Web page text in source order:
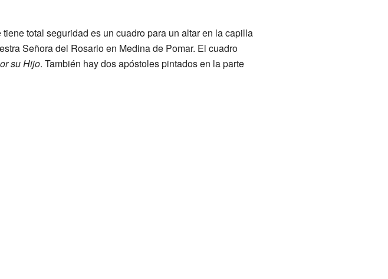
total seguridad es un cuadro para un altar en la capilla
Señora del Rosario en Medina de Pomar. El cuadro
su Hijo. También hay dos apóstoles pintados en la parte